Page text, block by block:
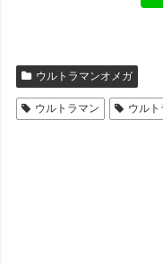
ウルトラマンオメガ
ウルトラマン ウル